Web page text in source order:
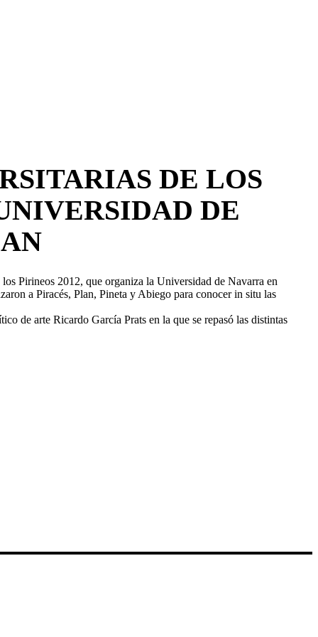
DE LOS
DE
Pirineos 2012, que organiza la Universidad de Navarra en
a Piracés, Plan, Pineta y Abiego para conocer in situ las
de arte Ricardo García Prats en la que se repasó las distintas